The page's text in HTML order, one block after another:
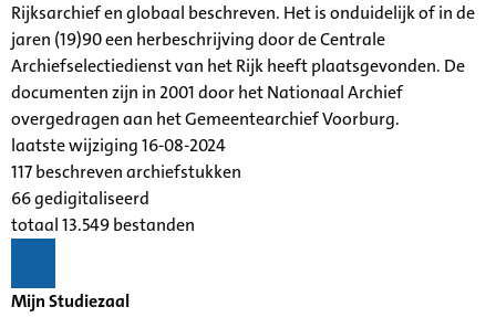
Rijksarchief en globaal beschreven. Het is onduidelijk of in de
jaren (19)90 een herbeschrijving door de Centrale
Archiefselectiedienst van het Rijk heeft plaatsgevonden. De
documenten zijn in 2001 door het Nationaal Archief
overgedragen aan het Gemeentearchief Voorburg.
laatste wijziging 16-08-2024
117 beschreven archiefstukken
66 gedigitaliseerd
totaal 13.549 bestanden
Mijn Studiezaal